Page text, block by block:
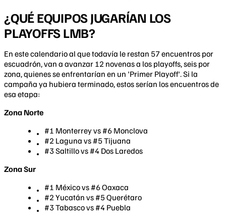
¿QUÉ EQUIPOS JUGARÍAN LOS
PLAYOFFS LMB?
En este calendario al que todavía le restan 57 encuentros por
escuadrón, van a avanzar 12 novenas a los playoffs, seis por
zona, quienes se enfrentarían en un 'Primer Playoff'. Si la
campaña ya hubiera terminado, estos serían los encuentros de
esa etapa:
Zona Norte
#1 Monterrey vs #6 Monclova
#2 Laguna vs #5 Tijuana
#3 Saltillo vs #4 Dos Laredos
Zona Sur
#1 México vs #6 Oaxaca
#2 Yucatán vs #5 Querétaro
#3 Tabasco vs #4 Puebla